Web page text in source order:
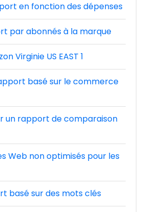
en fonction des dépenses
par abonnés à la marque
Virginie US EAST 1
basé sur le commerce
un rapport de comparaison
Web non optimisés pour les
basé sur des mots clés